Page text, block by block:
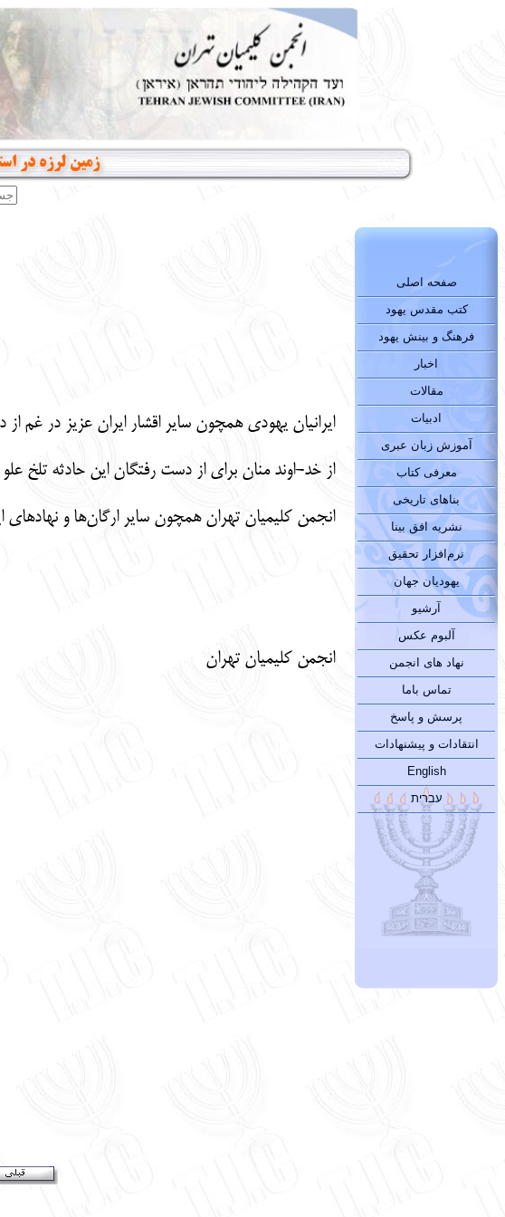
زمین لرزه در
صفحه اصلی
کتب مقدس یهود
فرهنگ و بینش یهود
اخبار
مقالات
ادبیات
آموزش زبان عبری
معرفی کتاب
بناهای تاریخی
نشریه افق بینا
نرم‌افزار تحقیق
یهودیان جهان
آرشیو
آلبوم عکس
نهاد های انجمن
تماس باما
پرسش و پاسخ
انتقادات و پیشنهادات
English
עברית
ایرانیان یهودی همچون سایر اقشار ایران عزیز در غم
از خد-اوند منان برای از دست رفتگان این حادثه تلخ
انجمن کلیمیان تهران همچون سایر ارگان‌ها و
انجمن کلیمیان تهران